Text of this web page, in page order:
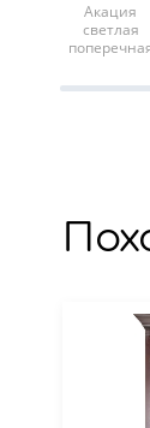
Акация
светлая